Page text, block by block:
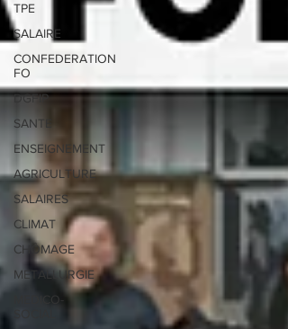
TPE
SALAIRE
CONFEDERATION
FO
DGFIP
SANTE
ENSEIGNEMENT
AGRICULTURE
SALAIRES
CLIMAT
CHÔMAGE
METALLURGIE
MEDICO-